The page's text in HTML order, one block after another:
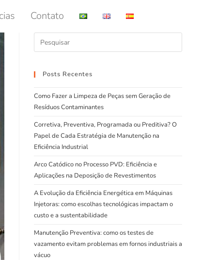
Contato
Posts Recentes
Como Fazer a Limpeza de Peças sem Geração de
Resíduos Contaminantes
Corretiva, Preventiva, Programada ou Preditiva? O
Papel de Cada Estratégia de Manutenção na
Eficiência Industrial
Arco Catódico no Processo PVD: Eficiência e
Aplicações na Deposição de Revestimentos
A Evolução da Eficiência Energética em Máquinas
Injetoras: como escolhas tecnológicas impactam o
custo e a sustentabilidade
Manutenção Preventiva: como os testes de
vazamento evitam problemas em fornos industriais a
vácuo